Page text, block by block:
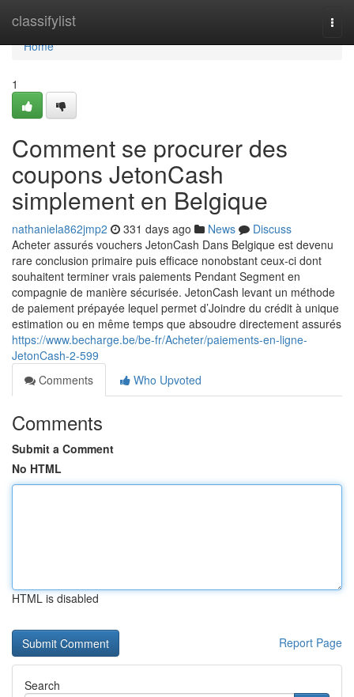
classifylist
Home
Home
1
Comment se procurer des
coupons JetonCash
simplement en Belgique
nathaniela862jmp2 331 days ago News
Discuss
Acheter assurés vouchers JetonCash Dans Belgique est devenu
rare conclusion primaire puis efficace nonobstant ceux-ci dont
souhaitent terminer vrais paiements Pendant Segment en
compagnie de manière sécurisée. JetonCash levant un méthode
de paiement prépayée lequel permet d’Joindre du crédit à unique
estimation ou en même temps que absoudre directement assurés
https://www.becharge.be/be-fr/Acheter/paiements-en-ligne-
JetonCash-2-599
Comments
Who Upvoted
Comments
Submit a Comment
No HTML
HTML is disabled
Report Page
Search